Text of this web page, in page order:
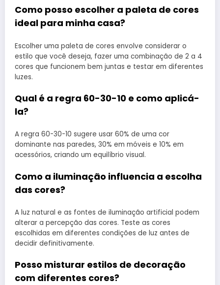
Como posso escolher a paleta de cores
ideal para minha casa?
Escolher uma paleta de cores envolve considerar o
estilo que você deseja, fazer uma combinação de 2 a 4
cores que funcionem bem juntas e testar em diferentes
luzes.
Qual é a regra 60-30-10 e como aplicá-
la?
A regra 60-30-10 sugere usar 60% de uma cor
dominante nas paredes, 30% em móveis e 10% em
acessórios, criando um equilíbrio visual.
Como a iluminação influencia a escolha
das cores?
A luz natural e as fontes de iluminação artificial podem
alterar a percepção das cores. Teste as cores
escolhidas em diferentes condições de luz antes de
decidir definitivamente.
Posso misturar estilos de decoração
com diferentes cores?